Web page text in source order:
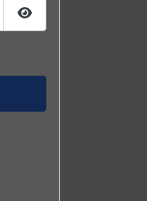
Passwort anzeigen